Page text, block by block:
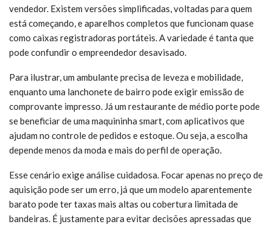
vendedor. Existem versões simplificadas, voltadas para quem
está começando, e aparelhos completos que funcionam quase
como caixas registradoras portáteis. A variedade é tanta que
pode confundir o empreendedor desavisado.
Para ilustrar, um ambulante precisa de leveza e mobilidade,
enquanto uma lanchonete de bairro pode exigir emissão de
comprovante impresso. Já um restaurante de médio porte pode
se beneficiar de uma maquininha smart, com aplicativos que
ajudam no controle de pedidos e estoque. Ou seja, a escolha
depende menos da moda e mais do perfil de operação.
Esse cenário exige análise cuidadosa. Focar apenas no preço de
aquisição pode ser um erro, já que um modelo aparentemente
barato pode ter taxas mais altas ou cobertura limitada de
bandeiras. É justamente para evitar decisões apressadas que